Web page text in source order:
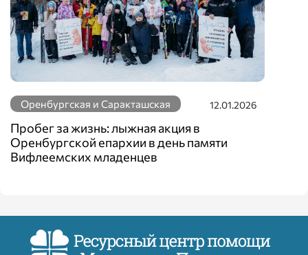
Оренбургская и Саракташская 12.01.2026
Пробег за жизнь: лыжная акция в
Оренбургской епархии в день памяти
Вифлеемских младенцев